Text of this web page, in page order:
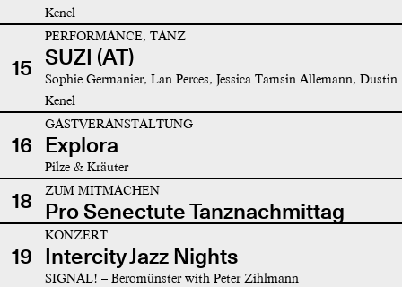
Kenel
15
PERFORMANCE, TANZ
SUZI (AT)
Sophie Germanier, Lan Perces, Jessica Tamsin Allemann, Dustin
Kenel
16
GASTVERANSTALTUNG
Explora
Pilze & Kräuter
18 ZUM MITMACHEN
Pro Senectute Tanznachmittag
19
KONZERT
Intercity Jazz Nights
SIGNAL! – Beromünster with Peter Zihlmann